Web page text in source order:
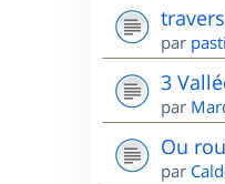
par
3
par
Ou
par